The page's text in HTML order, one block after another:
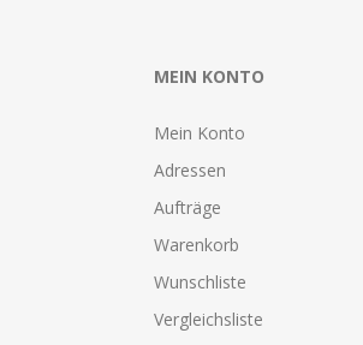
MEIN KONTO
Mein Konto
Adressen
Aufträge
Warenkorb
Wunschliste
Vergleichsliste